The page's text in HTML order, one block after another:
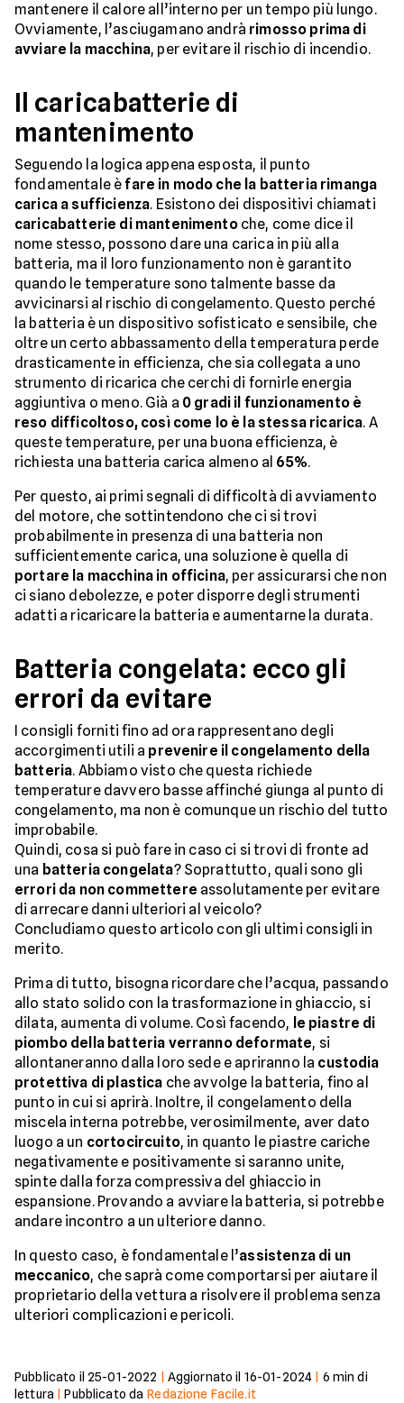
mantenere il calore all’interno per un tempo più lungo.
Ovviamente, l’asciugamano andrà rimosso prima di
avviare la macchina, per evitare il rischio di incendio.
Il caricabatterie di
mantenimento
Seguendo la logica appena esposta, il punto
fondamentale èfare in modo che la batteria rimanga
carica a sufficienza. Esistono dei dispositivi chiamati
caricabatterie di mantenimentoche, come dice il
nome stesso, possono dare una carica in più alla
batteria, ma il loro funzionamento non è garantito
quando le temperature sono talmente basse da
avvicinarsi al rischio di congelamento. Questo perché
la batteria è un dispositivo sofisticato e sensibile, che
oltre un certo abbassamento della temperatura perde
drasticamente in efficienza, che sia collegata a uno
strumento di ricarica che cerchi di fornirle energia
aggiuntiva o meno. Già a 0 gradi il funzionamento è
reso difficoltoso, così come lo è la stessa ricarica. A
queste temperature, per una buona efficienza, è
richiesta una batteria carica almeno al 65%.
Per questo, ai primi segnali di difficoltà di avviamento
del motore, che sottintendono che ci si trovi
probabilmente in presenza di una batteria non
sufficientemente carica, una soluzione è quella di
portare la macchina in officina, per assicurarsi che non
ci siano debolezze, e poter disporre degli strumenti
adatti a ricaricare la batteria e aumentarne la durata.
Batteria congelata: ecco gli
errori da evitare
I consigli forniti fino ad ora rappresentano degli
accorgimenti utili a prevenire il congelamento della
batteria. Abbiamo visto che questa richiede
temperature davvero basse affinché giunga al punto di
congelamento, ma non è comunque un rischio del tutto
improbabile.
Quindi, cosa si può fare in caso ci si trovi di fronte ad
una batteria congelata? Soprattutto, quali sono gli
errori da non commettere assolutamente per evitare
di arrecare danni ulteriori al veicolo?
Concludiamo questo articolo con gli ultimi consigli in
merito.
Prima di tutto, bisogna ricordare che l’acqua, passando
allo stato solido con la trasformazione in ghiaccio, si
dilata, aumenta di volume. Così facendo, le piastre di
piombo della batteria verranno deformate, si
allontaneranno dalla loro sede e apriranno la custodia
protettiva di plastica che avvolge la batteria, fino al
punto in cui si aprirà. Inoltre, il congelamento della
miscela interna potrebbe, verosimilmente, aver dato
luogo a un cortocircuito, in quanto le piastre cariche
negativamente e positivamente si saranno unite,
spinte dalla forza compressiva del ghiaccio in
espansione. Provando a avviare la batteria, si potrebbe
andare incontro a un ulteriore danno.
In questo caso, è fondamentale l’assistenza di un
meccanico, che saprà come comportarsi per aiutare il
proprietario della vettura a risolvere il problema senza
ulteriori complicazioni e pericoli.
Pubblicato il 25-01-2022 Aggiornato il 16-01-2024 6 min di
lettura |Pubblicato da Redazione Facile.it